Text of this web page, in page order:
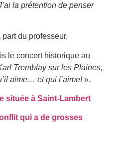
la prétention de penser
du professeur.
le concert historique au
Tremblay sur les Plaines,
aime… et qui l’aime!».
située à Saint-Lambert
qui a de grosses